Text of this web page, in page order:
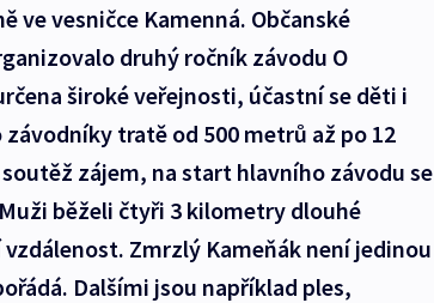
ve vesničce Kamenná. Občanské
druhý ročník závodu O
široké veřejnosti, účastní se děti i
tratě od 500 metrů až po 12
zájem, na start hlavního závodu se
běželi čtyři 3 kilometry dlouhé
Zmrzlý Kameňák není jedinou
Dalšími jsou například ples,